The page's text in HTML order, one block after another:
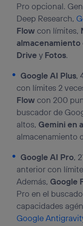
Pro opcional.
Deep Research,
Flowcon límites,
almacenamiento
Drive y Fotos.
Google AI Plus,
con límites 2
Flowcon 200
buscador de
altos, Gemini en
almacenamiento
Google AI Pro,
anterior con
Además, Google
Pro en el
capacidades
Google